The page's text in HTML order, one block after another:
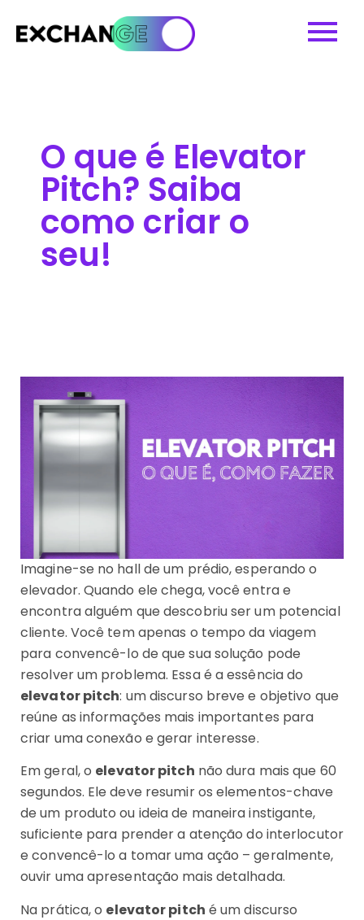
O que é Elevator
Pitch? Saiba
como criar o
seu!
Imagine-se no hall de um prédio, esperando o
elevador. Quando ele chega, você entra e
encontra alguém que descobriu ser um potencial
cliente. Você tem apenas o tempo da viagem
para convencê-lo de que sua solução pode
resolver um problema. Essa é a essência do
elevator pitch: um discurso breve e objetivo que
reúne as informações mais importantes para
criar uma conexão e gerar interesse.
Em geral, o elevator pitch não dura mais que 60
segundos. Ele deve resumir os elementos-chave
de um produto ou ideia de maneira instigante,
suficiente para prender a atenção do interlocutor
e convencê-lo a tomar uma ação – geralmente,
ouvir uma apresentação mais detalhada.
Na prática, o elevator pitch é um discurso